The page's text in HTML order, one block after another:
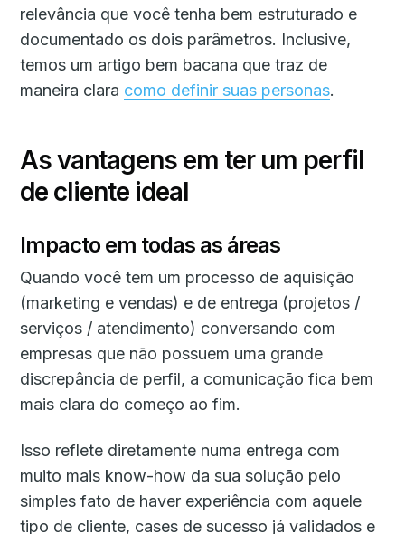
relevância que você tenha bem estruturado e
documentado os dois parâmetros. Inclusive,
temos um artigo bem bacana que traz de
maneira clara como definir suas personas.
As vantagens em ter um perfil
de cliente ideal
Impacto em todas as áreas
Quando você tem um processo de aquisição
(marketing e vendas) e de entrega (projetos /
serviços / atendimento) conversando com
empresas que não possuem uma grande
discrepância de perfil, a comunicação fica bem
mais clara do começo ao fim.
Isso reflete diretamente numa entrega com
muito mais know-how da sua solução pelo
simples fato de haver experiência com aquele
tipo de cliente, cases de sucesso já validados e